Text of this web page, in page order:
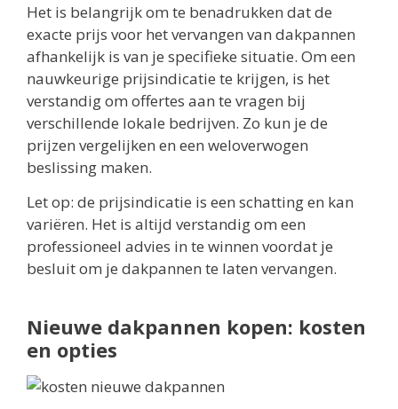
Het is belangrijk om te benadrukken dat de
exacte prijs voor het vervangen van dakpannen
afhankelijk is van je specifieke situatie. Om een
nauwkeurige prijsindicatie te krijgen, is het
verstandig om offertes aan te vragen bij
verschillende lokale bedrijven. Zo kun je de
prijzen vergelijken en een weloverwogen
beslissing maken.
Let op: de prijsindicatie is een schatting en kan
variëren. Het is altijd verstandig om een
professioneel advies in te winnen voordat je
besluit om je dakpannen te laten vervangen.
Nieuwe dakpannen kopen: kosten
en opties